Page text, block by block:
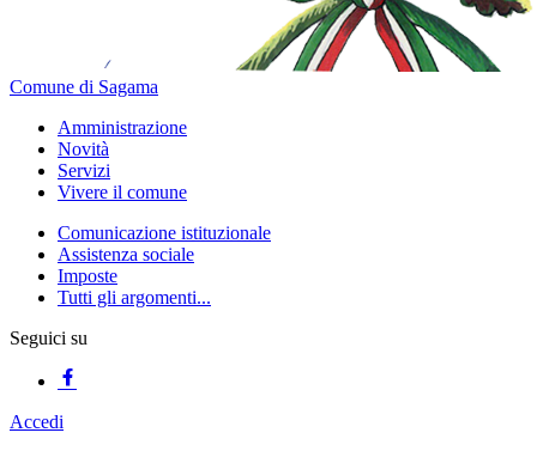
Comune di Sagama
Amministrazione
Novità
Servizi
Vivere il comune
Comunicazione istituzionale
Assistenza sociale
Imposte
Tutti gli argomenti...
Seguici su
Accedi